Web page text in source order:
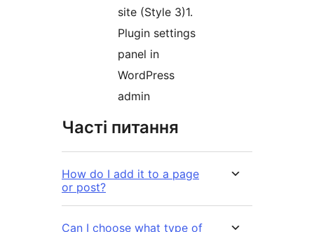
site (Style 3)1.
Plugin settings
panel in
WordPress
admin
Часті питання
How do I add it to a page
or post?
Can I choose what type of